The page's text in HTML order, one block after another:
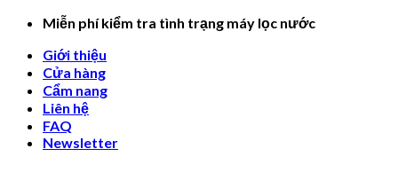
Skip
content
Miễn phí kiểm tra tình trạng máy lọc nước
Giới thiệu
Cửa hàng
Cẩm nang
Liên hệ
FAQ
Newsletter